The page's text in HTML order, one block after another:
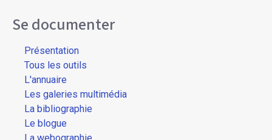
Se documenter
Présentation
Tous les outils
L'annuaire
Les galeries multimédia
La bibliographie
Le blogue